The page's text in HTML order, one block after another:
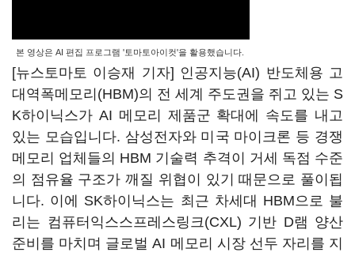
본 영상은 AI 편집 프로그램 '토마토아이컷'을 활용했습니다.
[뉴스토마토 이승재 기자] 인공지능(AI) 반도체용 고
대역폭메모리(HBM)의 전 세계 주도권을 쥐고 있는 S
K하이닉스가 AI 메모리 제품군 확대에 속도를 내고
있는 모습입니다. 삼성전자와 미국 마이크론 등 경쟁
메모리 업체들의 HBM 기술력 추격이 거세 독점 수준
의 점유율 구조가 깨질 위협이 있기 때문으로 풀이됩
니다. 이에 SK하이닉스는 최근 차세대 HBM으로 불
리는 컴퓨터익스스프레스링크(CXL) 기반 D램 양산
준비를 마치며 글로벌 AI 메모리 시장 선두 자리를 지